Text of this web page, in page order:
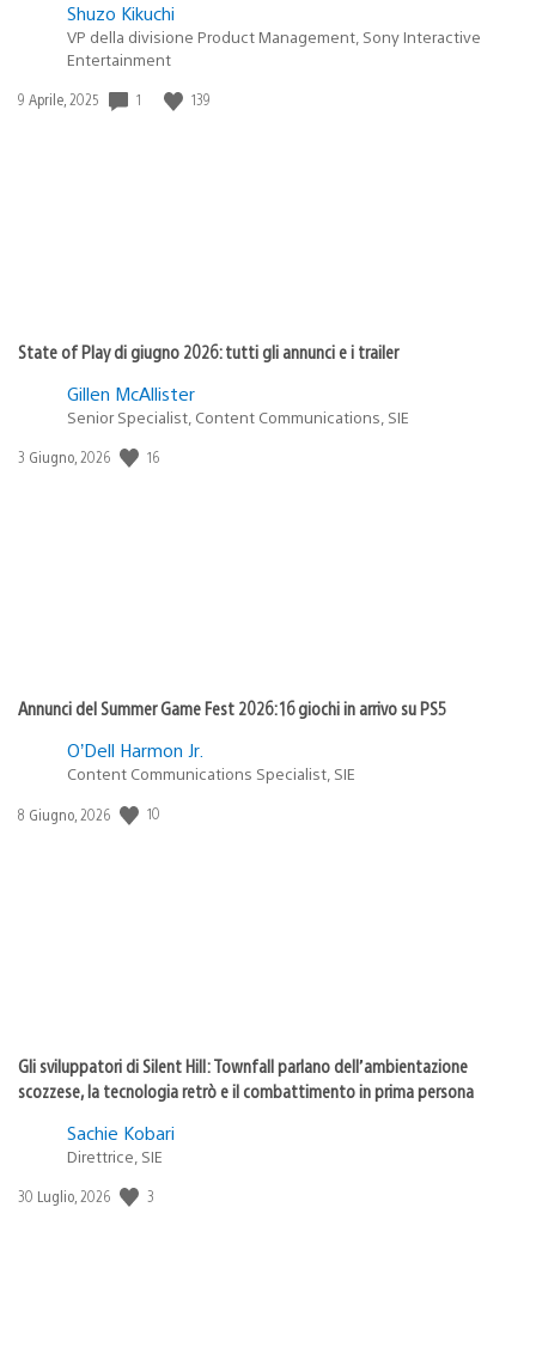
Shuzo Kikuchi
VP della divisione Product Management, Sony Interactive
Entertainment
Data
9 Aprile, 2025 1 139
State of Play di giugno 2026: tutti gli annunci e i trailer
Gillen McAllister
Senior Specialist, Content Communications, SIE
Data
3 Giugno, 2026 16
Annunci del Summer Game Fest 2026: 16 giochi in arrivo su PS5
O’Dell Harmon Jr.
Content Communications Specialist, SIE
Data
8 Giugno, 2026 10
Gli sviluppatori di Silent Hill: Townfall parlano dell’ambientazione
scozzese, la tecnologia retrò e il combattimento in prima persona
Sachie Kobari
Direttrice, SIE
Data
30 Luglio, 2026 3